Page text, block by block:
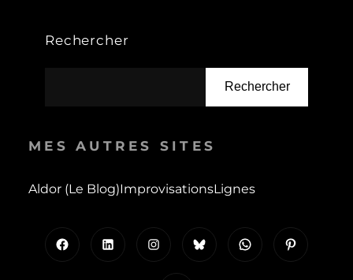
Rechercher
Rechercher
MES AUTRES SITES
Aldor (le Blog)ImprovisationsLignes
Instagram WhatsApp